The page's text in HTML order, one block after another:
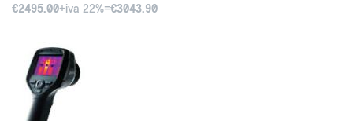
€2495.00+iva 22%=€3043.90